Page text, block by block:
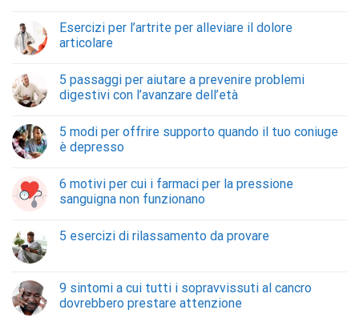
Esercizi per l’artrite per alleviare il dolore
articolare
5 passaggi per aiutare a prevenire problemi
digestivi con l’avanzare dell’età
5 modi per offrire supporto quando il tuo coniuge
è depresso
6 motivi per cui i farmaci per la pressione
sanguigna non funzionano
5 esercizi di rilassamento da provare
9 sintomi a cui tutti i sopravvissuti al cancro
dovrebbero prestare attenzione